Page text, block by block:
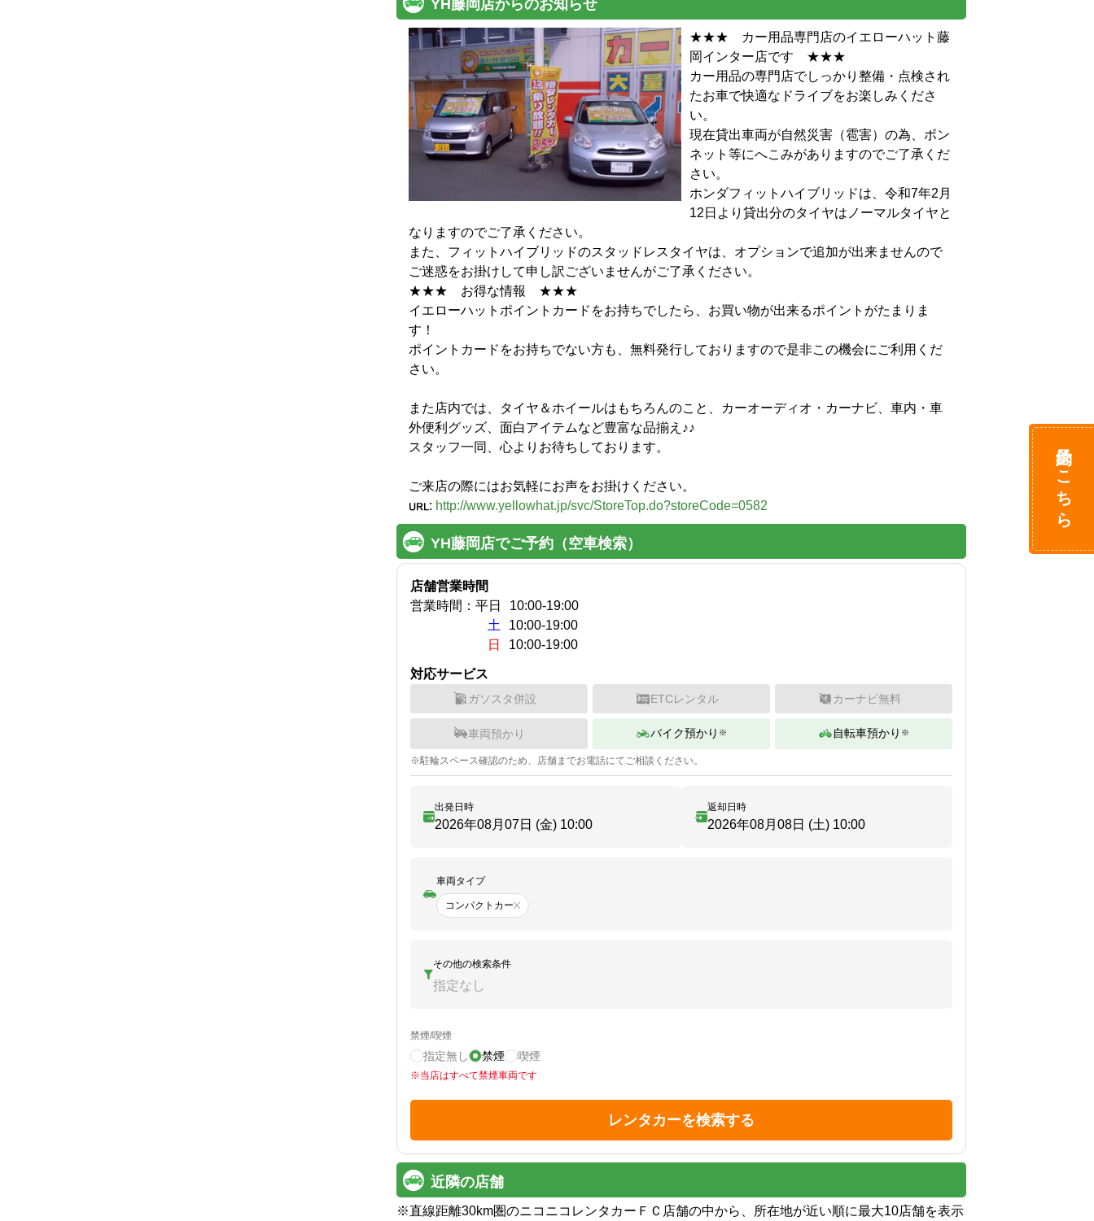
YH藤岡店からのお知らせ
★★★　カー用品専門店のイエローハット藤
岡インター店です　★★★
カー用品の専門店でしっかり整備・点検され
たお車で快適なドライブをお楽しみくださ
い。
現在貸出車両が自然災害（雹害）の為、ボン
ネット等にへこみがありますのでご了承くだ
さい。
ホンダフィットハイブリッドは、令和7年2月
12日より貸出分のタイヤはノーマルタイヤと
なりますのでご了承ください。
また、フィットハイブリッドのスタッドレスタイヤは、オプションで追加が出来ませんので
ご迷惑をお掛けして申し訳ございませんがご了承ください。
★★★　お得な情報　★★★
イエローハットポイントカードをお持ちでしたら、お買い物が出来るポイントがたまりま
す！
ポイントカードをお持ちでない方も、無料発行しておりますので是非この機会にご利用くだ
さい。
また店内では、タイヤ＆ホイールはもちろんのこと、カーオーディオ・カーナビ、車内・車
外便利グッズ、面白アイテムなど豊富な品揃え♪♪
スタッフ一同、心よりお待ちしております。
ご来店の際にはお気軽にお声をお掛けください。
: http://www.yellowhat.jp/svc/StoreTop.do?storeCode=0582
YH藤岡店でご予約（空車検索）
店舗営業時間
営業時間： 平日 10:00-19:00
土
10:00-19:00
日
10:00-19:00
対応サービス
ガソスタ併設 ETCレンタル カーナビ無料
車両預かり バイク預かり ※ 自転車預かり ※
※駐輪スペース確認のため、店舗までお電話にてご相談ください。
出発日時
2026年08月07日 (金) 10:00
返却日時
2026年08月08日 (土) 10:00
車両タイプ
コンパクトカー
その他の検索条件
指定なし
禁煙/喫煙
指定無し 禁煙 喫煙
※当店はすべて禁煙車両です
レンタカーを検索する
近隣の店舗
※直線距離30km圏のニコニコレンタカーＦＣ店舗の中から、所在地が近い順に最大10店舗を表示
予約はこちら